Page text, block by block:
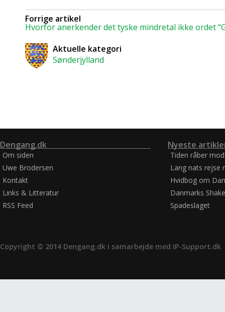
Forrige artikel
Hvorfor anerkender det tyske mindretal ikke ordet
Aktuelle kategori
Sønderjylland
Dengang.dk
Om siden
Uwe Brodersen
Kontakt
Links & Litteratur
RSS Feed
Nyeste
Tiden råber
Lang nats rejse
Hvidbog om
Danmarks
Spadeslaget
Copyright © 2014 Dengang.dk i samarbejde med IP-Support.dk